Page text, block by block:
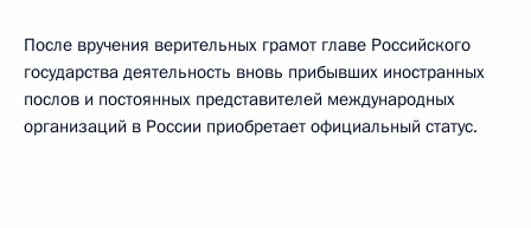
После вручения верительных грамот главе Российского
государства деятельность вновь прибывших иностранных
послов и постоянных представителей международных
организаций в России приобретает официальный статус.